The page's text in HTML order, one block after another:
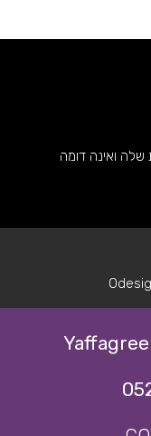
שלה ואינה דומה